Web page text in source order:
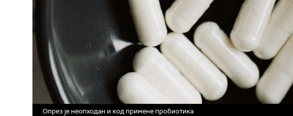
Опрез је неопходан и код примене пробиотика